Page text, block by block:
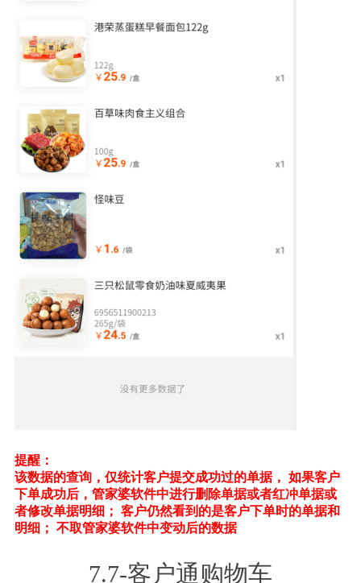
提醒：
该数据的查询，仅统计客户提交成功过的单据， 如果客户
下单成功后，管家婆软件中进行删除单据或者红冲单据或
者修改单据明细； 客户仍然看到的是客户下单时的单据和
明细； 不取管家婆软件中变动后的数据
7.7-客户通购物车